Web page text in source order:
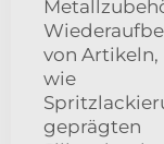
von Artikeln,
wie
geprägten